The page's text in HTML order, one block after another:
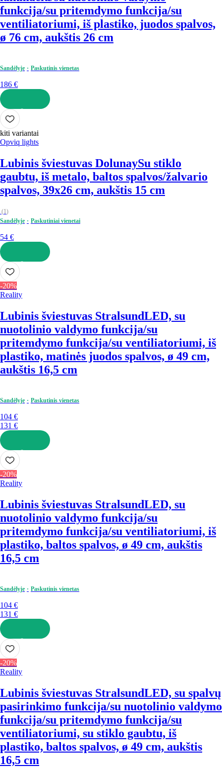
funkcija/su pritemdymo funkcija/su
ventiliatoriumi, iš plastiko, juodos spalvos,
ø 76 cm, aukštis 26 cm
Sandėlyje Paskutinis vienetas
186 €
Į KREPŠELĮ
kiti variantai
Opviq lights
Lubinis šviestuvas DolunaySu stiklo
gaubtu, iš metalo, baltos spalvos/žalvario
spalvos, 39x26 cm, aukštis 15 cm
(1)
Sandėlyje
Paskutiniai vienetai
54 €
Į KREPŠELĮ
-20%
Reality
Lubinis šviestuvas StralsundLED, su
nuotolinio valdymo funkcija/su
pritemdymo funkcija/su ventiliatoriumi, iš
plastiko, matinės juodos spalvos, ø 49 cm,
aukštis 16,5 cm
Sandėlyje Paskutinis vienetas
104 €
131 €
Į KREPŠELĮ
-20%
Reality
Lubinis šviestuvas StralsundLED, su
nuotolinio valdymo funkcija/su
pritemdymo funkcija/su ventiliatoriumi, iš
plastiko, baltos spalvos, ø 49 cm, aukštis
16,5 cm
Sandėlyje Paskutinis vienetas
104 €
131 €
Į KREPŠELĮ
-20%
Reality
Lubinis šviestuvas StralsundLED, su spalvų
pasirinkimo funkcija/su nuotolinio valdymo
funkcija/su pritemdymo funkcija/su
ventiliatoriumi, su stiklo gaubtu, iš
plastiko, baltos spalvos, ø 49 cm, aukštis
16,5 cm